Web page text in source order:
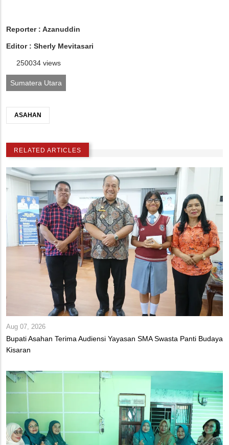
Reporter : Azanuddin
Editor : Sherly Mevitasari
250034 views
Sumatera Utara
ASAHAN
RELATED ARTICLES
Aug 07, 2026
Bupati Asahan Terima Audiensi Yayasan SMA Swasta Panti Budaya
Kisaran